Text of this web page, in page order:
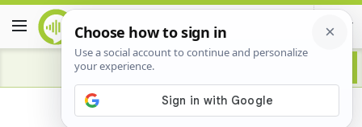
Advertisement